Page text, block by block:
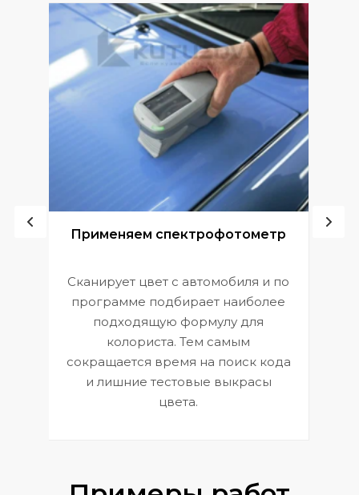
Применяем спектрофотометр
Сканирует цвет с автомобиля и по
программе подбирает наиболее
подходящую формулу для
колориста. Тем самым
сокращается время на поиск кода
и лишние тестовые выкрасы
цвета.